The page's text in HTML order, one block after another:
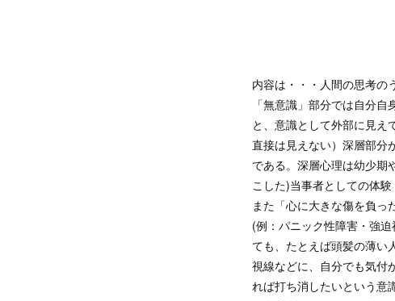
内容は・・・人間の思考の
「無意識」部分では自分
と、意識として外部に見え
直接は見えない）深層部分
である。深層心理は幼少期
こした)当事者としての体
また「心に大きな傷を負っ
(例：パニック性障害・強
ても、たとえば頭髪の薄い
視線などに、自分でも気付
れば打ち消したいという意